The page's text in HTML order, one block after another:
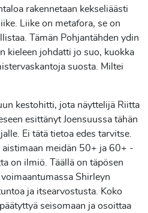
rakennetaan kekseliäästi
Liike on metafora, se on
Tämän Pohjantähden ydin
kieleen johdatti jo suo, kuokka
suosta. Miltei
kestohitti, jota näyttelijä Riitta
esittänyt Joensuussa tähän
Ei tätä tietoa edes tarvitse.
aistimaan meidän 50+ ja 60+ -
on ilmiö. Täällä on täpösen
Shirleyn
ja itsearvostusta. Koko
seisomaan ja osoittaa